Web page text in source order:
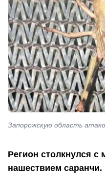
Запорожскую область
Регион столкнулся
нашествием саранчи.